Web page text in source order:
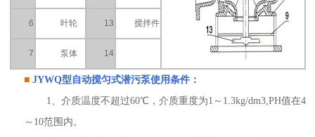
6 叶轮 13 搅拌件
7 泵体 14
■ JYWQ型 自动搅匀式潜污泵使用条件：
1、介质温度不超过60℃，介质重度为1～1.3kg/dm3,PH值在4
～10范围内。